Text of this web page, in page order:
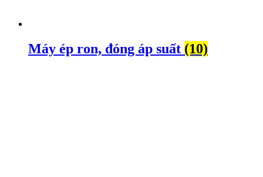
Máy ép ron, đóng áp suất (10)